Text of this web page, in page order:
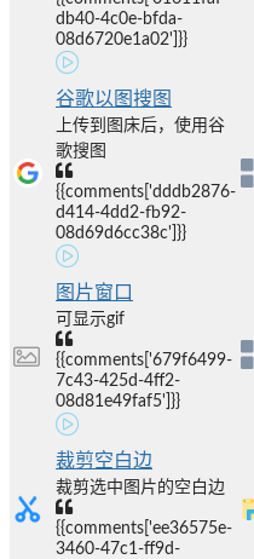
db40-4c0e-bfda-
08d6720e1a02']}}
谷歌以图搜图
上传到图床后，使用谷
歌搜图
{{comments['dddb2876-
d414-4dd2-fb92-
08d69d6cc38c']}}
图片窗口
可显示gif
{{comments['679f6499-
7c43-425d-4ff2-
08d81e49faf5']}}
裁剪空白边
裁剪选中图片的空白边
{{comments['ee36575e-
3460-47c1-ff9d-